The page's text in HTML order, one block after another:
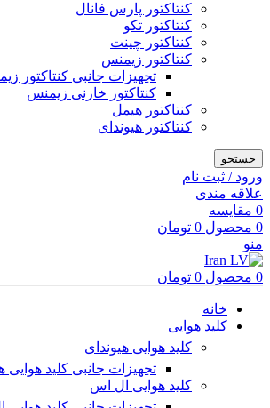
کنتاکتور پارس فانال
کنتاکتور تکو
کنتاکتور چینت
کنتاکتور زیمنس
تجهیزات جانبی کنتاکتور
کنتاکتور خازنی زیمنس
کنتاکتور هیمل
کنتاکتور هیوندای
جستجو
ورود / ثبت نام
علاقه مندی
0 مقایسه
0 محصول 0 تومان
منو
0 محصول 0 تومان
خانه
کلید هوایی
کلید هوایی هیوندای
تجهیزات جانبی کلید هوایی
کلید هوایی ال اس